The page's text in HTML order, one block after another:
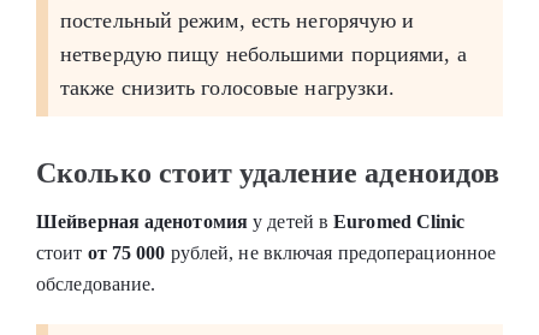
постельный режим, есть негорячую и
нетвердую пищу небольшими порциями, а
также снизить голосовые нагрузки.
Сколько стоит удаление аденоидов
Шейверная аденотомия у детей в Euromed Clinic
стоит от 75 000 рублей, не включая предоперационное
обследование.